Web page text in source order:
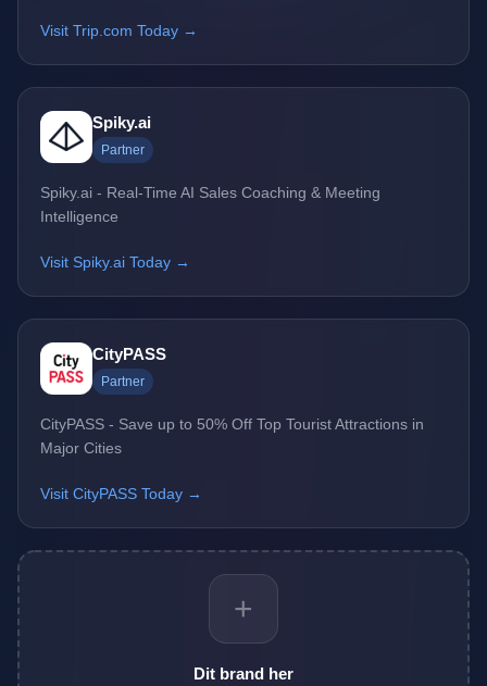
Visit Trip.com Today →
Spiky.ai
Partner
Spiky.ai - Real-Time AI Sales Coaching & Meeting
Intelligence
Visit Spiky.ai Today →
CityPASS
Partner
CityPASS - Save up to 50% Off Top Tourist Attractions in
Major Cities
Visit CityPASS Today →
+
Dit brand her